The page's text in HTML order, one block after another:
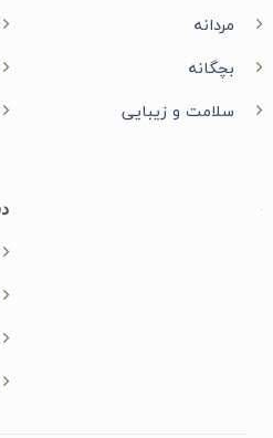
مردانه
بچگانه
سلامت و زیبایی